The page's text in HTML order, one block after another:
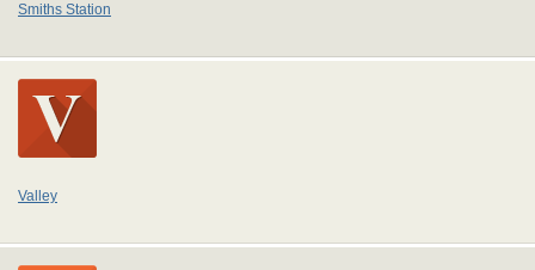
Smiths Station
Valley